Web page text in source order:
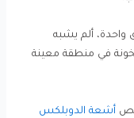
واحدة، ألم يشبه
في منطقة معينة
أشعة الدوبلكس